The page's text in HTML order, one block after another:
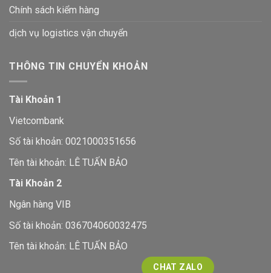
Chính sách kiểm hàng
dịch vụ logistics vận chuyển
THÔNG TIN CHUYỂN KHOẢN
Tài Khoản 1
Vietcombank
Số tài khoản: 0021000351656
Tên tài khoản: LÊ TUẤN BẢO
Tài Khoản 2
Ngân hàng VIB
Số tài khoản: 036704060032475
Tên tài khoản: LÊ TUẤN BẢO
CHAT ZALO